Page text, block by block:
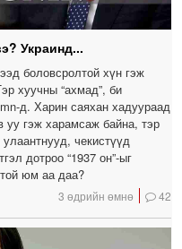
Украинд...
боловсролтой хүн гэж
хуучны “ахмад”, би
д. Харин саяхан хадуураад
уу гэж харамсаж байна, тэр
чекистүүд
дотроо “1937 он”-ыг
юм аа даа?
3 өдрийн өмнө 42